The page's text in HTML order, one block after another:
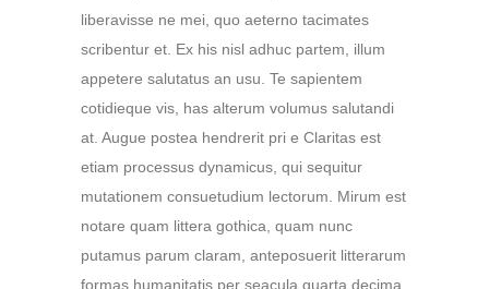
liberavisse ne mei, quo aeterno tacimates
scribentur et. Ex his nisl adhuc partem, illum
appetere salutatus an usu. Te sapientem
cotidieque vis, has alterum volumus salutandi
at. Augue postea hendrerit pri e Claritas est
etiam processus dynamicus, qui sequitur
mutationem consuetudium lectorum. Mirum est
notare quam littera gothica, quam nunc
putamus parum claram, anteposuerit litterarum
formas humanitatis per seacula quarta decima